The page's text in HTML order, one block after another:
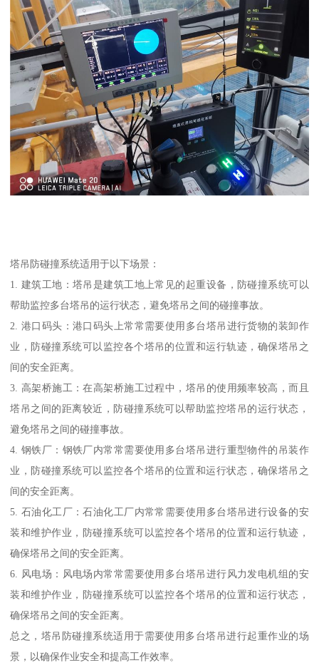
塔吊防碰撞系统适用于以下场景：
1. 建筑工地：塔吊是建筑工地上常见的起重设备，防碰撞系统可以
帮助监控多台塔吊的运行状态，避免塔吊之间的碰撞事故。
2. 港口码头：港口码头上常常需要使用多台塔吊进行货物的装卸作
业，防碰撞系统可以监控各个塔吊的位置和运行轨迹，确保塔吊之
间的安全距离。
3. 高架桥施工：在高架桥施工过程中，塔吊的使用频率较高，而且
塔吊之间的距离较近，防碰撞系统可以帮助监控塔吊的运行状态，
避免塔吊之间的碰撞事故。
4. 钢铁厂：钢铁厂内常常需要使用多台塔吊进行重型物件的吊装作
业，防碰撞系统可以监控各个塔吊的位置和运行状态，确保塔吊之
间的安全距离。
5. 石油化工厂：石油化工厂内常常需要使用多台塔吊进行设备的安
装和维护作业，防碰撞系统可以监控各个塔吊的位置和运行轨迹，
确保塔吊之间的安全距离。
6. 风电场：风电场内常常需要使用多台塔吊进行风力发电机组的安
装和维护作业，防碰撞系统可以监控各个塔吊的位置和运行状态，
确保塔吊之间的安全距离。
总之，塔吊防碰撞系统适用于需要使用多台塔吊进行起重作业的场
景，以确保作业安全和提高工作效率。